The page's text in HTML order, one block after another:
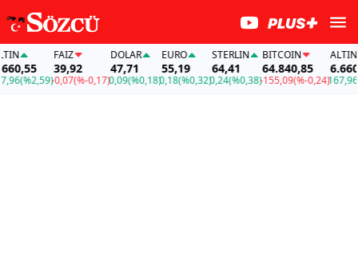
(%2,59)
FAİZ
39,92
-0,07(%-0,17)
DOLAR
47,71
0,09(%0,18)
EURO
55,19
0,18(%0,32)
STERLIN
64,41
0,24(%0,38)
BITCOIN
64.840,85
-155,09(%-0,24)
ALTIN
6.660,55
167,96